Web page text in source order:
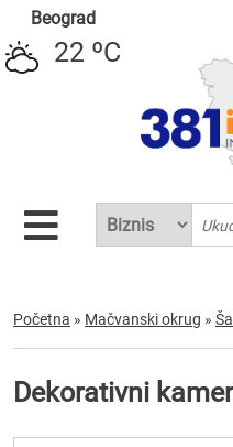
Beograd
22 ºC
Početna » Mačvanski okrug »
Dekorativni